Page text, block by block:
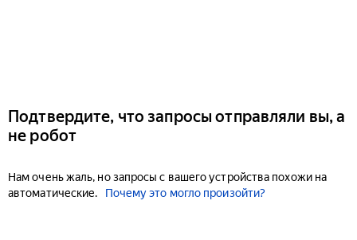
Подтвердите, что запросы отправляли вы, а
не робот
Нам очень жаль, но запросы с вашего устройства похожи на
автоматические.
Почему это могло произойти?